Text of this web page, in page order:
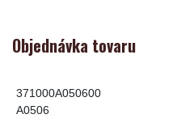
Objednávka tovaru
371000A050600
A0506